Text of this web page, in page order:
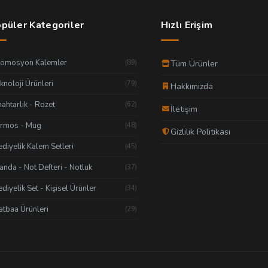
Kategoriler
Kalemler (89)
Ürünleri (79)
- Rozet (62)
- Mug (48)
Kalem Setleri (45)
- Not Defteri - Notluk (37)
Set - Kişisel Ürünler (34)
Ürünleri (29)
Hızlı Erişim
Tüm Ürünler
Hakkımızda
İletişim
Gizlilik Politikası